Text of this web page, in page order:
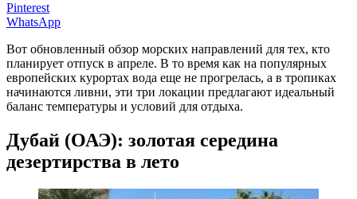
Pinterest
WhatsApp
Вот обновленный обзор морских направлений для тех, кто
планирует отпуск в апреле. В то время как на популярных
европейских курортах вода еще не прогрелась, а в тропиках
начинаются ливни, эти три локации предлагают идеальный
баланс температуры и условий для отдыха.
Дубай (ОАЭ): золотая середина
дезертирства в лето